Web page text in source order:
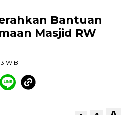
Bantuan
Masjid RW
WIB